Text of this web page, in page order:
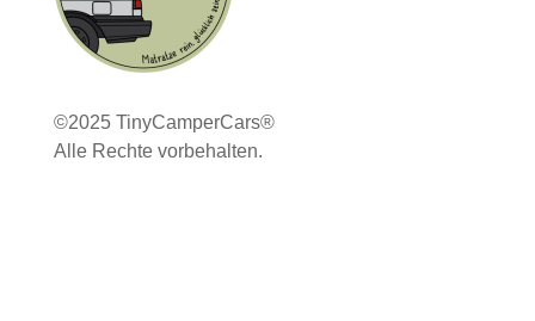
©2025 TinyCamperCars®
Alle Rechte vorbehalten.